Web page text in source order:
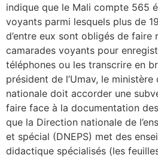
indique que le Mali compte 565
voyants parmi lesquels plus de
d’entre eux sont obligés de faire
camarades voyants pour
téléphones ou les transcrire en
président de l’Umav, le ministère
nationale doit accorder une
faire face à la documentation
que la Direction nationale de
et spécial (DNEPS) met des
didactique spécialisés (les